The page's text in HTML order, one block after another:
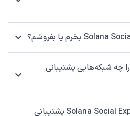
Solana Social Explorer را چه شبکه‌هایی پشتیبانی
چه کیف پول‌هایی از Solana Social Explorer پشتیبانی